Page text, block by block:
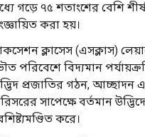
গড়ে ৭৫ শতাংশের বেশি
করা হয়।
ক্লাসেস (এসক্লাস)
পরিবেশে বিদ্যমান
প্রজাতির গঠন, আচ্ছাদন
সাপেক্ষে বর্তমান
করে।